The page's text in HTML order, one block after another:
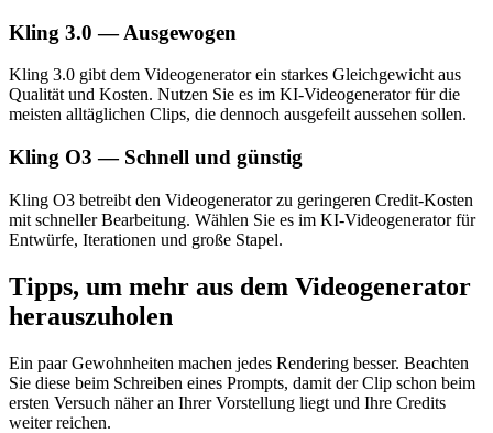
Kling 3.0 — Ausgewogen
Kling 3.0 gibt dem Videogenerator ein starkes Gleichgewicht aus
Qualität und Kosten. Nutzen Sie es im KI-Videogenerator für die
meisten alltäglichen Clips, die dennoch ausgefeilt aussehen sollen.
Kling O3 — Schnell und günstig
Kling O3 betreibt den Videogenerator zu geringeren Credit-Kosten
mit schneller Bearbeitung. Wählen Sie es im KI-Videogenerator für
Entwürfe, Iterationen und große Stapel.
Tipps, um mehr aus dem Videogenerator
herauszuholen
Ein paar Gewohnheiten machen jedes Rendering besser. Beachten
Sie diese beim Schreiben eines Prompts, damit der Clip schon beim
ersten Versuch näher an Ihrer Vorstellung liegt und Ihre Credits
weiter reichen.